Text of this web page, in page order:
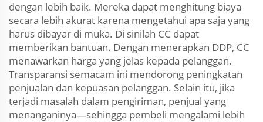
dengan lebih baik. Mereka dapat menghitung biaya
secara lebih akurat karena mengetahui apa saja yang
harus dibayar di muka. Di sinilah CC dapat
memberikan bantuan. Dengan menerapkan DDP, CC
menawarkan harga yang jelas kepada pelanggan.
Transparansi semacam ini mendorong peningkatan
penjualan dan kepuasan pelanggan. Selain itu, jika
terjadi masalah dalam pengiriman, penjual yang
menanganinya—sehingga pembeli mengalami lebih